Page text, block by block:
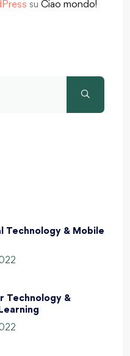
su Ciao mondo!
Technology & Mobile
Technology &